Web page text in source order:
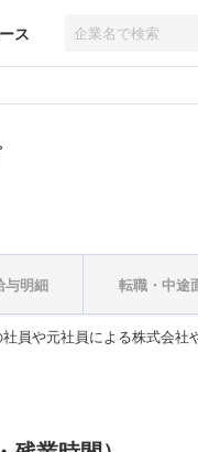
ス
与明細 転職・中途
員や元社員による株式会